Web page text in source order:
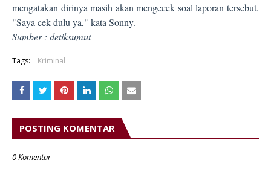
mengatakan dirinya masih akan mengecek soal laporan tersebut.
"Saya cek dulu ya," kata Sonny.
Sumber : detiksumut
Tags: Kriminal
POSTING KOMENTAR
0 Komentar